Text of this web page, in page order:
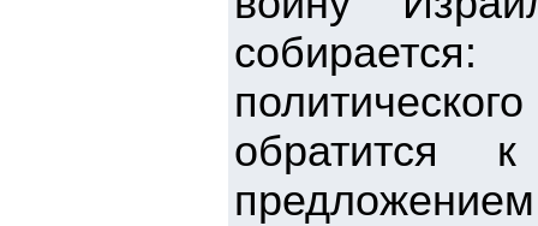
обратится